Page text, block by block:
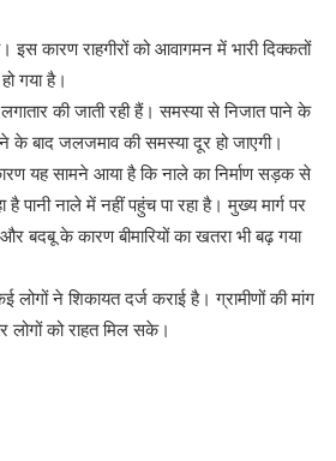
कारण राहगीरों को आवागमन में भारी दिक्कतों
गया है।
की जाती रही हैं। समस्या से निजात पाने के
के बाद जलजमाव की समस्या दूर हो जाएगी।
यह सामने आया है कि नाले का निर्माण सड़क से
नाले में नहीं पहुंच पा रहा है। मुख्य मार्ग पर
बदबू के कारण बीमारियों का खतरा भी बढ़ गया
ने शिकायत दर्ज कराई है। ग्रामीणों की मांग
लोगों को राहत मिल सके।